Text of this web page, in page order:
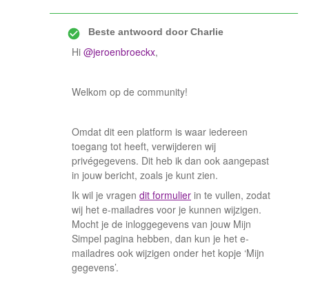
Beste antwoord doorCharlie
Hi @jeroenbroeckx,
Welkom op de community!
Omdat dit een platform is waar iedereen
toegang tot heeft, verwijderen wij
privégegevens. Dit heb ik dan ook aangepast
in jouw bericht, zoals je kunt zien.
Ik wil je vragen dit formulier in te vullen, zodat
wij het e-mailadres voor je kunnen wijzigen.
Mocht je de inloggegevens van jouw Mijn
Simpel pagina hebben, dan kun je het e-
mailadres ook wijzigen onder het kopje ‘Mijn
gegevens’.